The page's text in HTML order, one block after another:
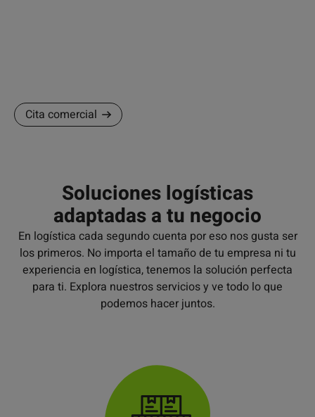
Cita comercial
Soluciones logísticas
adaptadas a tu negocio
En logística cada segundo cuenta por eso nos gusta ser
los primeros. No importa el tamaño de tu empresa ni tu
experiencia en logística, tenemos la solución perfecta
para ti. Explora nuestros servicios y ve todo lo que
podemos hacer juntos.